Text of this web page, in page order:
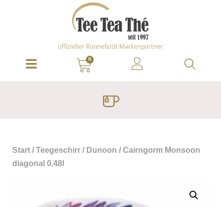
0
Start / Teegeschirr / Dunoon / Cairngorm Monsoon
diagonal 0,48l